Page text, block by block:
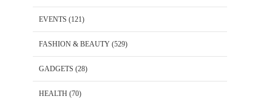
EVENTS (121)
FASHION & BEAUTY (529)
GADGETS (28)
HEALTH (70)